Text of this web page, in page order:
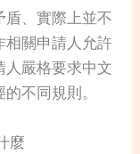
盾、實際上並不
相關申請人允許
人嚴格要求中文
不同規則。
麼